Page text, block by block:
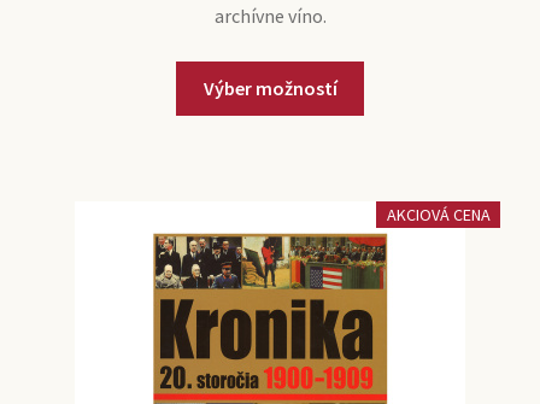
archívne víno.
Výber možností
AKCIOVÁ CENA